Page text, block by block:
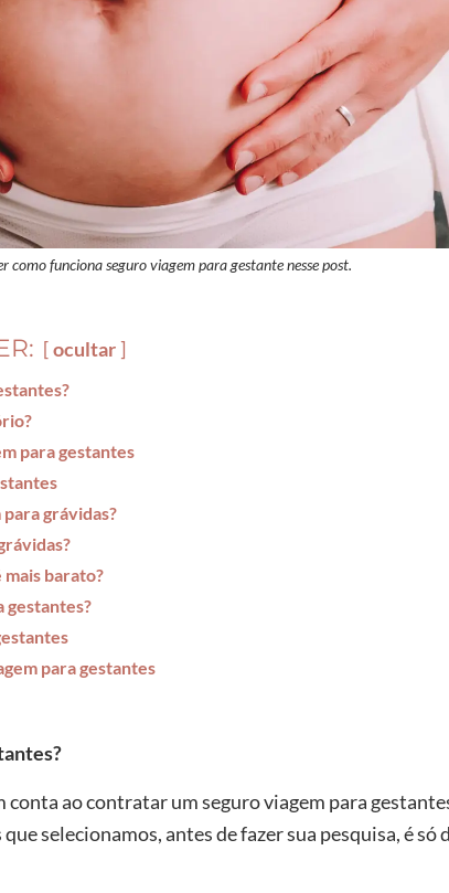
como funciona seguro viagem para gestante nesse post.
ocultar
para gestantes
grávidas?
barato?
gestantes?
para gestantes
ao contratar um seguro viagem para
selecionamos, antes de fazer sua pesquisa, é só